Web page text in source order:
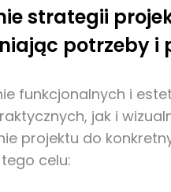
strategii
potrzeby i
funkcjonalnych i
jak i
projektu do
celu: